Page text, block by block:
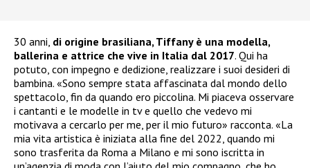
30 anni, di origine brasiliana, Tiffany è una modella,
ballerina e attrice che vive in Italia dal 2017. Qui ha
potuto, con impegno e dedizione, realizzare i suoi desideri di
bambina. «Sono sempre stata affascinata dal mondo dello
spettacolo, fin da quando ero piccolina. Mi piaceva osservare
i cantanti e le modelle in tv e quello che vedevo mi
motivava a cercarlo per me, per il mio futuro» racconta. «La
mia vita artistica è iniziata alla fine del 2022, quando mi
sono trasferita da Roma a Milano e mi sono iscritta in